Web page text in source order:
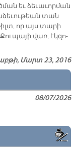
եւ ձե­ւա­ւոր­ման
տան
որ այս տա­րի
վառ, էկ­զո­
Մարտ 23, 2016
08/07/2026